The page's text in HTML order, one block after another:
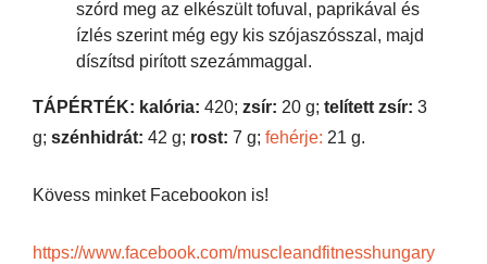
szórd meg az elkészült tofuval, paprikával és
ízlés szerint még egy kis szójaszósszal, majd
díszítsd pirított szezámmaggal.
TÁPÉRTÉK: kalória: 420; zsír: 20 g; telített zsír: 3
g; szénhidrát: 42 g; rost: 7 g; fehérje: 21 g.
Kövess minket Facebookon is!
https://www.facebook.com/muscleandfitnesshungary